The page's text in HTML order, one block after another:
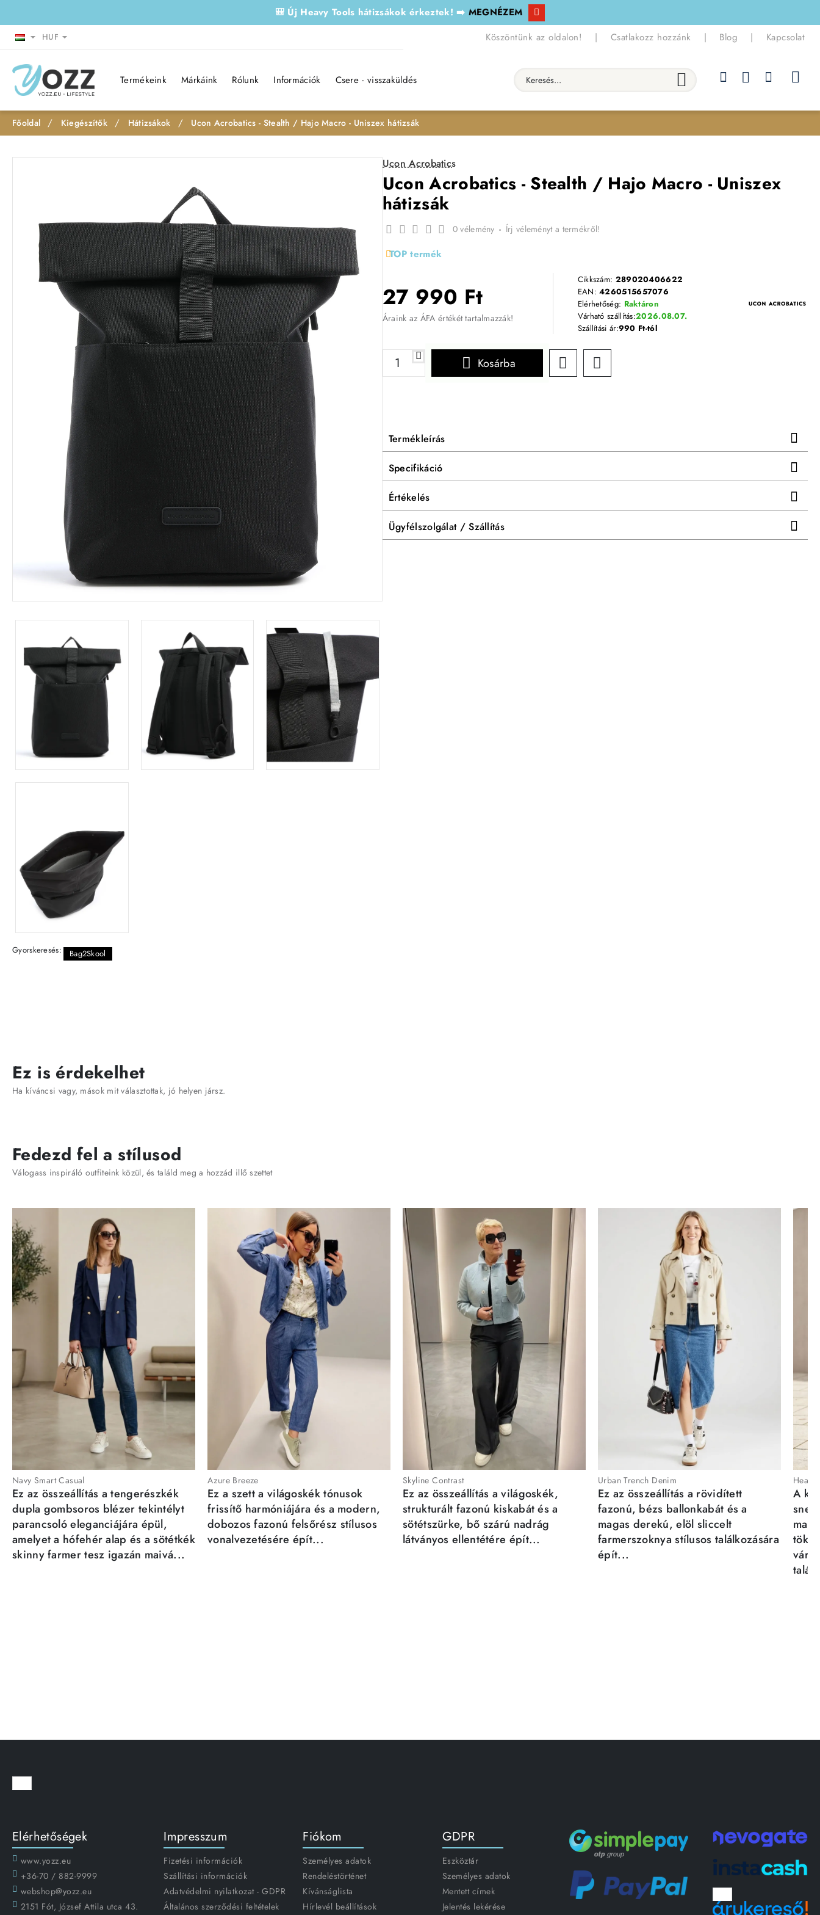
🎒 Új Heavy Tools hátizsákok érkeztek! ➡️ MEGNÉZEM
HUF Köszöntünk az oldalon! | Csatlakozz hozzánk | Blog | Kapcsolat
Termékeink Márkáink Rólunk Információk Csere - visszaküldés Keresés...
h
Kiegészítők Hátizsákok Ucon Acrobatics - Stealth / Hajo Macro - Uniszex hátizsák
Ucon Acrobatics
Ucon Acrobatics - Stealth / Hajo Macro - Uniszex
hátizsák
TOP termék
0 vélemény - Írj véleményt a termékről!
27 990 Ft
Áraink az ÁFA értékét tartalmazzák!
Cikkszám: 289020406622
EAN:4260515657076
Elérhetőség: Raktáron
Várható szállítás:2026.08.07.
Szállítási ár:990 Ft-tól
Kosárba
Termékleírás
Specifikáció
Értékelés
Ügyfélszolgálat / Szállítás
Gyorskeresés: Bag2Skool
Ez is érdekelhet
Ha kíváncsi vagy, mások mit választottak, jó helyen jársz.
Fedezd fel a stílusod
Válogass inspiráló outfiteink közül, és találd meg a hozzád illő szettet
Navy Smart Casual
Ez az összeállítás a tengerészkék
dupla gombsoros blézer tekintélyt
parancsoló eleganciájára épül,
amelyet a hófehér alap és a sötétkék
skinny farmer tesz igazán maivá...
Azure Breeze
Ez a szett a világoskék tónusok
frissítő harmóniájára és a modern,
dobozos fazonú felsőrész stílusos
vonalvezetésére épít...
Skyline Contrast
Ez az összeállítás a világoskék,
strukturált fazonú kiskabát és a
sötétszürke, bő szárú nadrág
látványos ellentétére épít...
Urban Trench Denim
Ez az összeállítás a rövidített
fazonú, bézs ballonkabát és a
magas derekú, elöl sliccelt
farmerszoknya stílusos találkozására
épít...
A
Elérhetőségek
www.yozz.eu
+36-70 / 882-9999
webshop@yozz.eu
2151 Fót, József Attila utca 43.
Impresszum
Fizetési információk
Szállítási információk
Adatvédelmi nyilatkozat - GDPR
Általános szerződési feltételek
Fiókom
Személyes adatok
Rendeléstörténet
Kívánságlista
Hírlevél beállítások
GDPR
Eszköztár
Személyes adatok
Mentett címek
Jelentés lekérése